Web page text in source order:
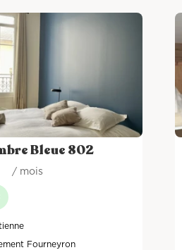
Bleue 802
/ mois
Fourneyron